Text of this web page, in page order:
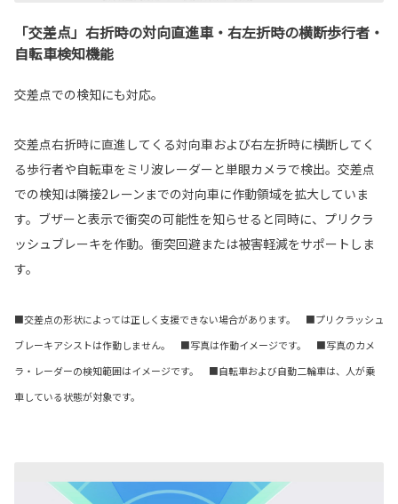
「交差点」右折時の対向直進車・右左折時の横断歩行者・
自転車検知機能
交差点での検知にも対応。
交差点右折時に直進してくる対向車および右左折時に横断してく
る歩行者や自転車をミリ波レーダーと単眼カメラで検出。交差点
での検知は隣接2レーンまでの対向車に作動領域を拡大していま
す。ブザーと表示で衝突の可能性を知らせると同時に、プリクラ
ッシュブレーキを作動。衝突回避または被害軽減をサポートしま
す。
■交差点の形状によっては正しく支援できない場合があります。 ■プリクラッシュ
ブレーキアシストは作動しません。 ■写真は作動イメージです。 ■写真のカメ
ラ・レーダーの検知範囲はイメージです。 ■自転車および自動二輪車は、人が乗
車している状態が対象です。